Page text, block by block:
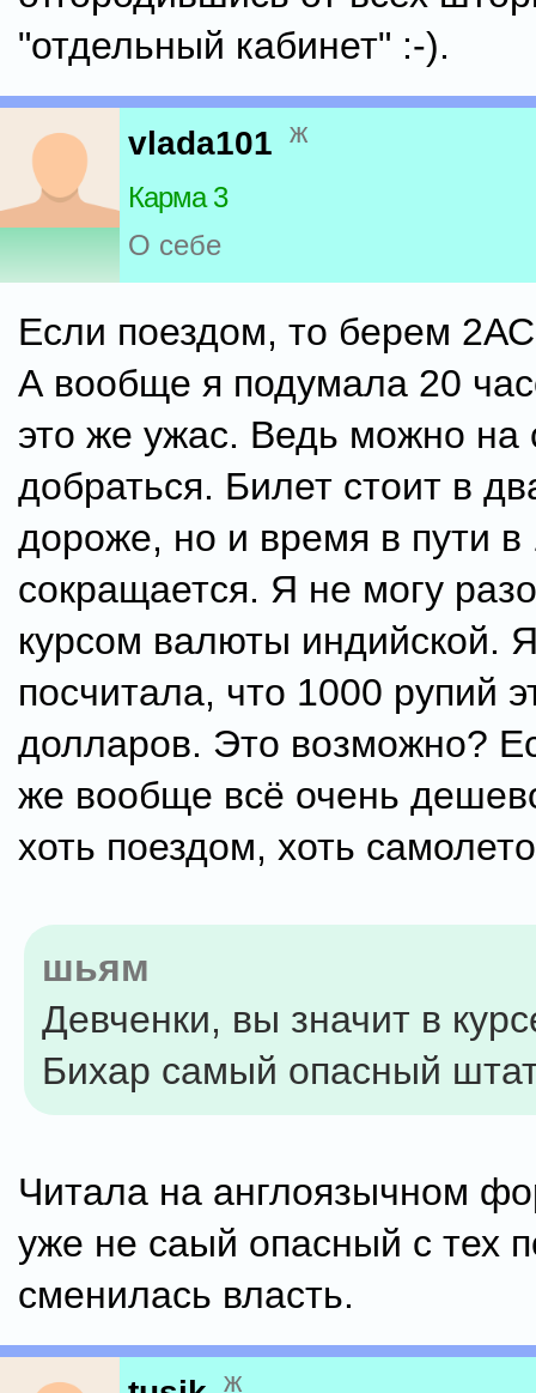
"отдельный кабинет" :-).
vlada101 ж
Карма 3
О себе
Если поездом, то берем
А вообще я подумала 20
это же ужас. Ведь можно на
добраться. Билет стоит в
дороже, но и время в пути в
сокращается. Я не могу
курсом валюты индийской.
посчитала, что 1000 рупий
долларов. Это возможно?
же вообще всё очень
хоть поездом, хоть
шьям
Девченки, вы значит в
Бихар самый опасный
Читала на англоязычном
уже не саый опасный с тех
сменилась власть.
ж